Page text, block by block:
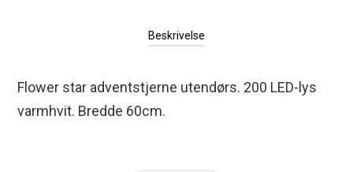
Beskrivelse
Flower star adventstjerne utendørs. 200 LED-lys
varmhvit. Bredde 60cm.